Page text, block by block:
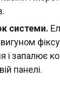
системи.
і запалює
панелі.